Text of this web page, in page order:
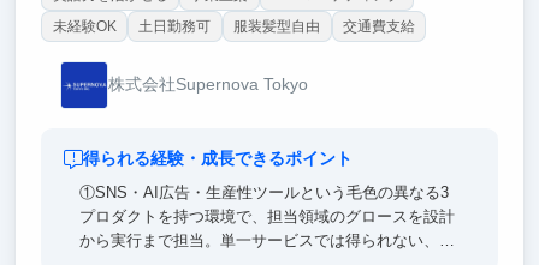
未経験OK
土日勤務可 服装髪型自由 交通費支給
株式会社Supernova Tokyo
得られる経験・成長できるポイント
①SNS・AI広告・生産性ツールという毛色の異なる3
プロダクトを持つ環境で、担当領域のグロースを設計
から実行まで担当。単一サービスでは得られない、汎